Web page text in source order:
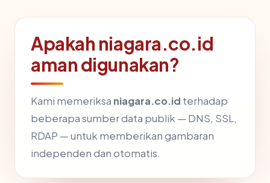
Apakah niagara.co.id
aman digunakan?
Kami memeriksa niagara.co.id terhadap
beberapa sumber data publik — DNS, SSL,
RDAP — untuk memberikan gambaran
independen dan otomatis.